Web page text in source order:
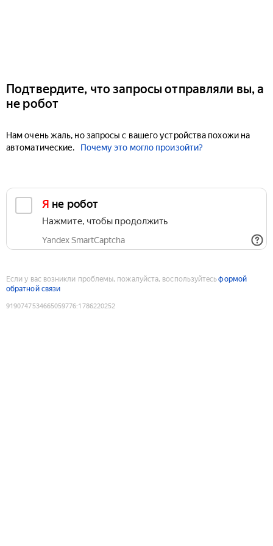
Подтвердите, что запросы отправляли вы, а
не робот
Нам очень жаль, но запросы с вашего устройства похожи на
автоматические.
Почему это могло произойти?
Я не робот
Нажмите, чтобы продолжить
Yandex SmartCaptcha
Если у вас возникли проблемы, пожалуйста, воспользуйтесьформой
обратной связи
9190747534665059776:1786220252